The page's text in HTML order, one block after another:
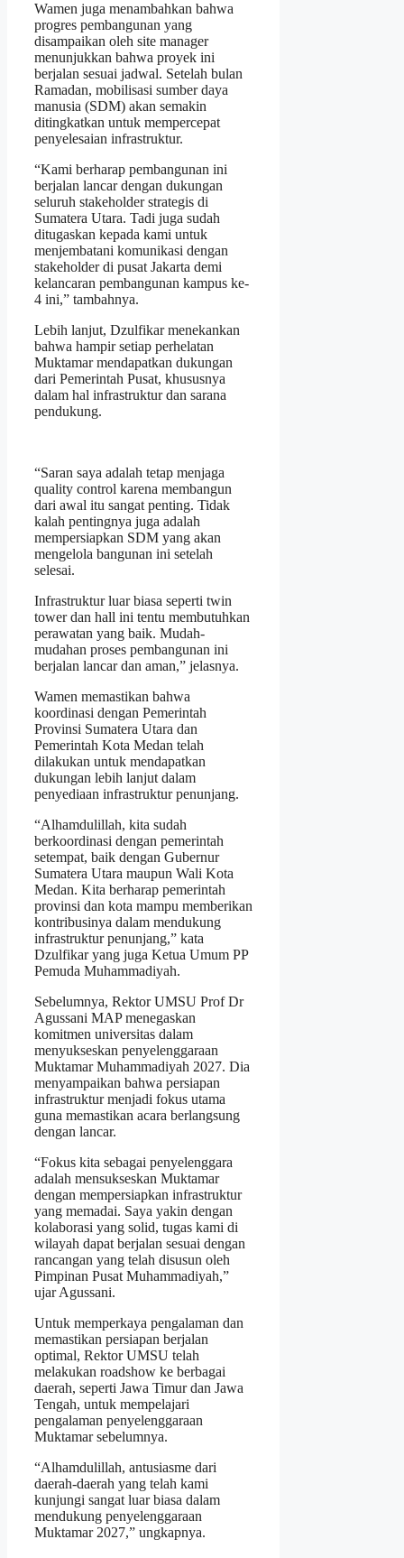
Wamen juga menambahkan bahwa
progres pembangunan yang
disampaikan oleh site manager
menunjukkan bahwa proyek ini
berjalan sesuai jadwal. Setelah bulan
Ramadan, mobilisasi sumber daya
manusia (SDM) akan semakin
ditingkatkan untuk mempercepat
penyelesaian infrastruktur.
“Kami berharap pembangunan ini
berjalan lancar dengan dukungan
seluruh stakeholder strategis di
Sumatera Utara. Tadi juga sudah
ditugaskan kepada kami untuk
menjembatani komunikasi dengan
stakeholder di pusat Jakarta demi
kelancaran pembangunan kampus ke-
4 ini,” tambahnya.
Lebih lanjut, Dzulfikar menekankan
bahwa hampir setiap perhelatan
Muktamar mendapatkan dukungan
dari Pemerintah Pusat, khususnya
dalam hal infrastruktur dan sarana
pendukung.
“Saran saya adalah tetap menjaga
quality control karena membangun
dari awal itu sangat penting. Tidak
kalah pentingnya juga adalah
mempersiapkan SDM yang akan
mengelola bangunan ini setelah
selesai.
Infrastruktur luar biasa seperti twin
tower dan hall ini tentu membutuhkan
perawatan yang baik. Mudah-
mudahan proses pembangunan ini
berjalan lancar dan aman,” jelasnya.
Wamen memastikan bahwa
koordinasi dengan Pemerintah
Provinsi Sumatera Utara dan
Pemerintah Kota Medan telah
dilakukan untuk mendapatkan
dukungan lebih lanjut dalam
penyediaan infrastruktur penunjang.
“Alhamdulillah, kita sudah
berkoordinasi dengan pemerintah
setempat, baik dengan Gubernur
Sumatera Utara maupun Wali Kota
Medan. Kita berharap pemerintah
provinsi dan kota mampu memberikan
kontribusinya dalam mendukung
infrastruktur penunjang,” kata
Dzulfikar yang juga Ketua Umum PP
Pemuda Muhammadiyah.
Sebelumnya, Rektor UMSU Prof Dr
Agussani MAP menegaskan
komitmen universitas dalam
menyukseskan penyelenggaraan
Muktamar Muhammadiyah 2027. Dia
menyampaikan bahwa persiapan
infrastruktur menjadi fokus utama
guna memastikan acara berlangsung
dengan lancar.
“Fokus kita sebagai penyelenggara
adalah mensukseskan Muktamar
dengan mempersiapkan infrastruktur
yang memadai. Saya yakin dengan
kolaborasi yang solid, tugas kami di
wilayah dapat berjalan sesuai dengan
rancangan yang telah disusun oleh
Pimpinan Pusat Muhammadiyah,”
ujar Agussani.
Untuk memperkaya pengalaman dan
memastikan persiapan berjalan
optimal, Rektor UMSU telah
melakukan roadshow ke berbagai
daerah, seperti Jawa Timur dan Jawa
Tengah, untuk mempelajari
pengalaman penyelenggaraan
Muktamar sebelumnya.
“Alhamdulillah, antusiasme dari
daerah-daerah yang telah kami
kunjungi sangat luar biasa dalam
mendukung penyelenggaraan
Muktamar 2027,” ungkapnya.